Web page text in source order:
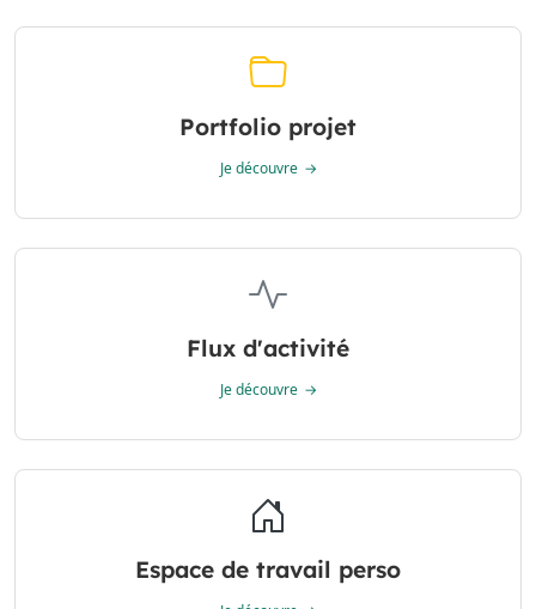
Portfolio projet
Je découvre
Flux d'activité
Je découvre
Espace de travail perso